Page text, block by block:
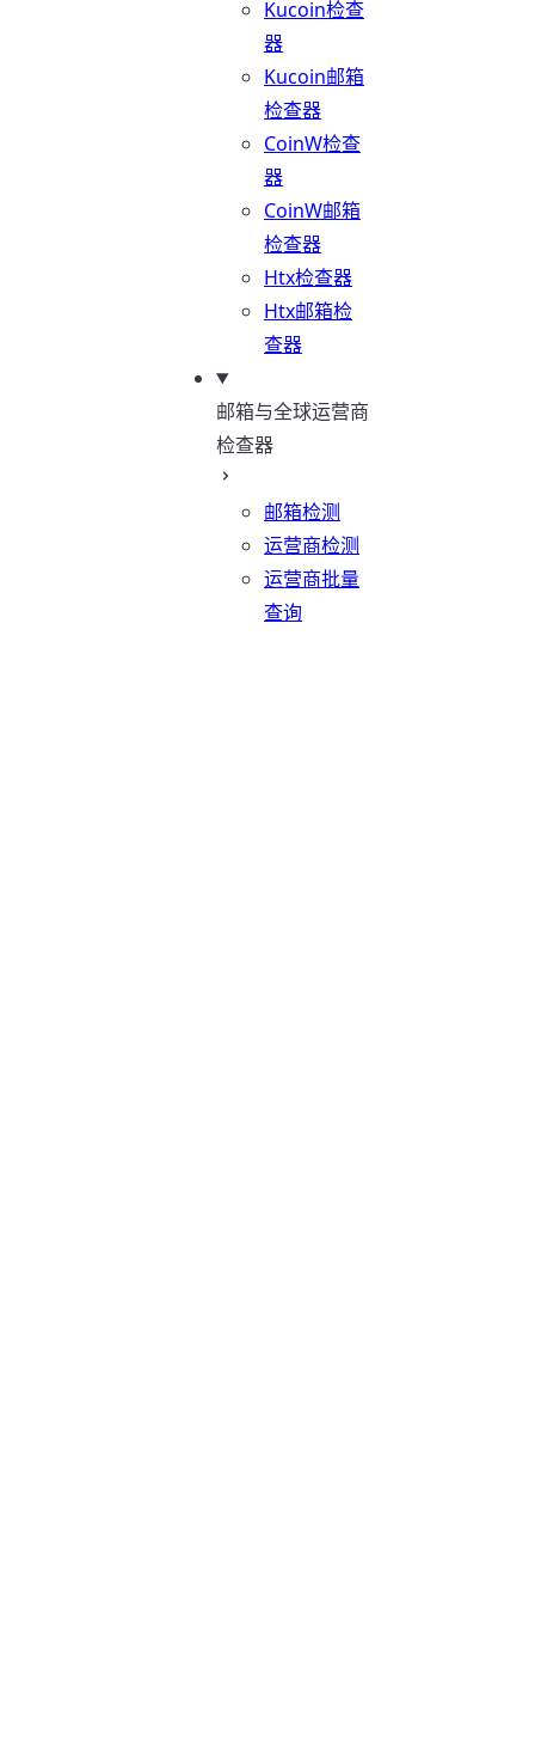
Kucoin检查
器
Kucoin邮箱
检查器
CoinW检查
器
CoinW邮箱
检查器
Htx检查器
Htx邮箱检
查器
邮箱与全球运营商
检查器
邮箱检测
运营商检测
运营商批量
查询